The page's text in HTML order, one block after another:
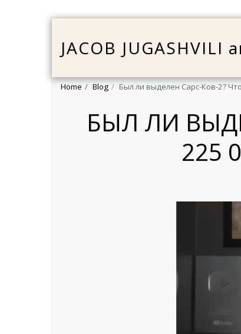
JACOB JUGASHVILI
Home Blog Был ли выделен Сарс-Ков-2?
БЫЛ ЛИ
225